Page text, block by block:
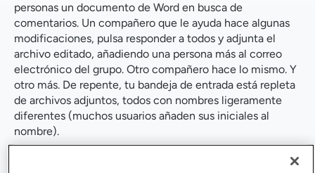
personas un documento de Word en busca de
comentarios. Un compañero que le ayuda hace algunas
modificaciones, pulsa responder a todos y adjunta el
archivo editado, añadiendo una persona más al correo
electrónico del grupo. Otro compañero hace lo mismo. Y
otro más. De repente, tu bandeja de entrada está repleta
de archivos adjuntos, todos con nombres ligeramente
diferentes (muchos usuarios añaden sus iniciales al
nombre).